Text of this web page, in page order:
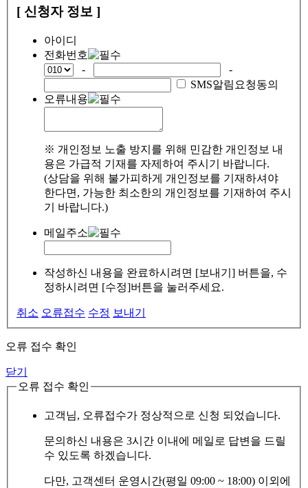
[ 신청자 정보 ]
아이디
전화번호
-
-
SMS알림요청동의
오류내용
※ 개인정보 노출 방지를 위해 민감한 개인정보 내
용은 가급적 기재를 자제하여 주시기 바랍니다.
(상담을 위해 불가피하게 개인정보를 기재하셔야
한다면, 가능한 최소한의 개인정보를 기재하여 주시
기 바랍니다.)
메일주소
작성하신 내용을 완료하시려면 [보내기] 버튼을, 수
정하시려면 [수정]버튼을 눌러주세요.
취소 오류접수 수정 보내기
오류 접수 확인
닫기
오류 접수 확인
고객님, 오류접수가 정상적으로 신청 되었습니다.
문의하신 내용은 3시간 이내에 메일로 답변을 드릴
수 있도록 하겠습니다.
다만, 고객센터 운영시간(평일 09:00 ~ 18:00) 이외에